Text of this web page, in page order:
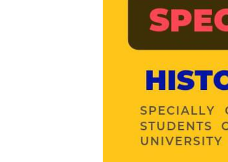
Ректордун кайрылуусу
Ченемдик документтер
Жетекчилик
Коллегиялык органдар
Нормативдик документтер